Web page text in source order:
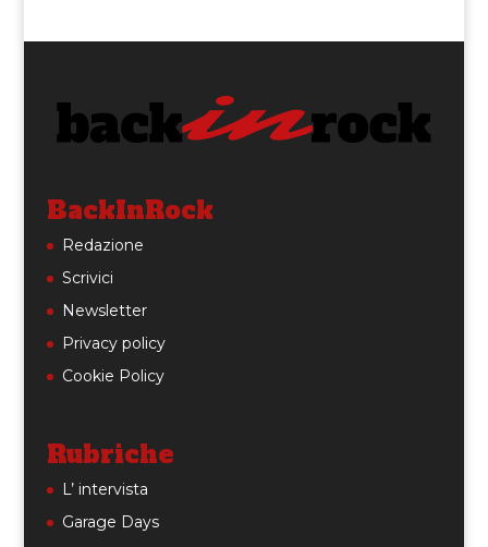
BackInRock
Redazione
Scrivici
Newsletter
Privacy policy
Cookie Policy
Rubriche
L’ intervista
Garage Days